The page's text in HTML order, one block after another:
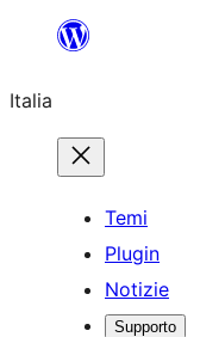
contenuto
Italia
Temi
Plugin
Notizie
Supporto